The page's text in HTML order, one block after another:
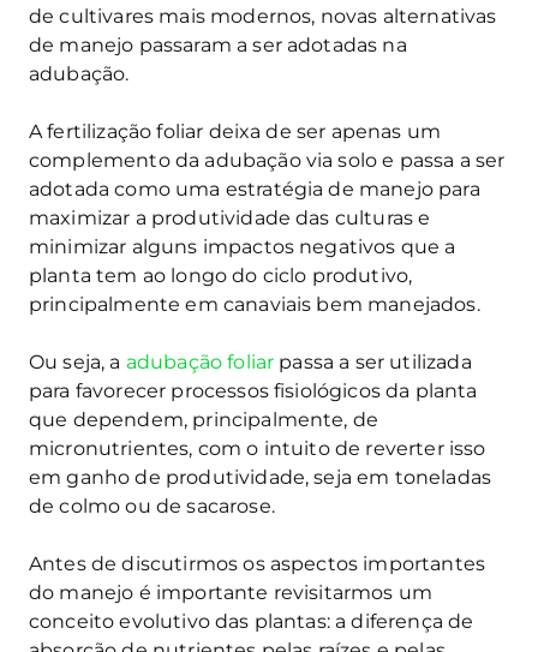
de cultivares mais modernos, novas alternativas
de manejo passaram a ser adotadas na
adubação.
A fertilização foliar deixa de ser apenas um
complemento da adubação via solo e passa a ser
adotada como uma estratégia de manejo para
maximizar a produtividade das culturas e
minimizar alguns impactos negativos que a
planta tem ao longo do ciclo produtivo,
principalmente em canaviais bem manejados.
Ou seja, a adubação foliar passa a ser utilizada
para favorecer processos fisiológicos da planta
que dependem, principalmente, de
micronutrientes, com o intuito de reverter isso
em ganho de produtividade, seja em toneladas
de colmo ou de sacarose.
Antes de discutirmos os aspectos importantes
do manejo é importante revisitarmos um
conceito evolutivo das plantas: a diferença de